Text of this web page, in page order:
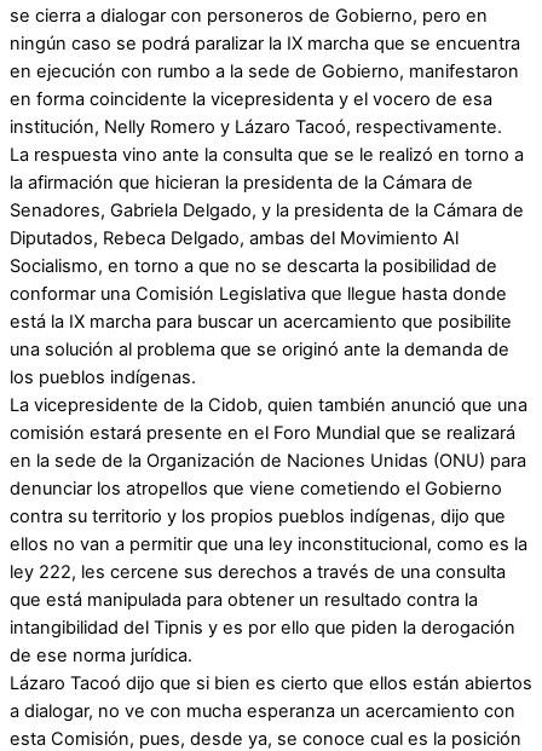
se cierra a dialogar con personeros de Gobierno, pero en
ningún caso se podrá paralizar la IX marcha que se encuentra
en ejecución con rumbo a la sede de Gobierno, manifestaron
en forma coincidente la vicepresidenta y el vocero de esa
institución, Nelly Romero y Lázaro Tacoó, respectivamente.
La respuesta vino ante la consulta que se le realizó en torno a
la afirmación que hicieran la presidenta de la Cámara de
Senadores, Gabriela Delgado, y la presidenta de la Cámara de
Diputados, Rebeca Delgado, ambas del Movimiento Al
Socialismo, en torno a que no se descarta la posibilidad de
conformar una Comisión Legislativa que llegue hasta donde
está la IX marcha para buscar un acercamiento que posibilite
una solución al problema que se originó ante la demanda de
los pueblos indígenas.
La vicepresidente de la Cidob, quien también anunció que una
comisión estará presente en el Foro Mundial que se realizará
en la sede de la Organización de Naciones Unidas (ONU) para
denunciar los atropellos que viene cometiendo el Gobierno
contra su territorio y los propios pueblos indígenas, dijo que
ellos no van a permitir que una ley inconstitucional, como es la
ley 222, les cercene sus derechos a través de una consulta
que está manipulada para obtener un resultado contra la
intangibilidad del Tipnis y es por ello que piden la derogación
de ese norma jurídica.
Lázaro Tacoó dijo que si bien es cierto que ellos están abiertos
a dialogar, no ve con mucha esperanza un acercamiento con
esta Comisión, pues, desde ya, se conoce cual es la posición